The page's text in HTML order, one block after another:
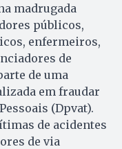
madrugada
públicos,
enfermeiros,
de
de uma
em fraudar
(Dpvat).
de acidentes
de via